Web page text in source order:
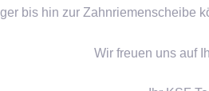
bis hin zur Zahnriemenscheibe
Wir freuen uns auf